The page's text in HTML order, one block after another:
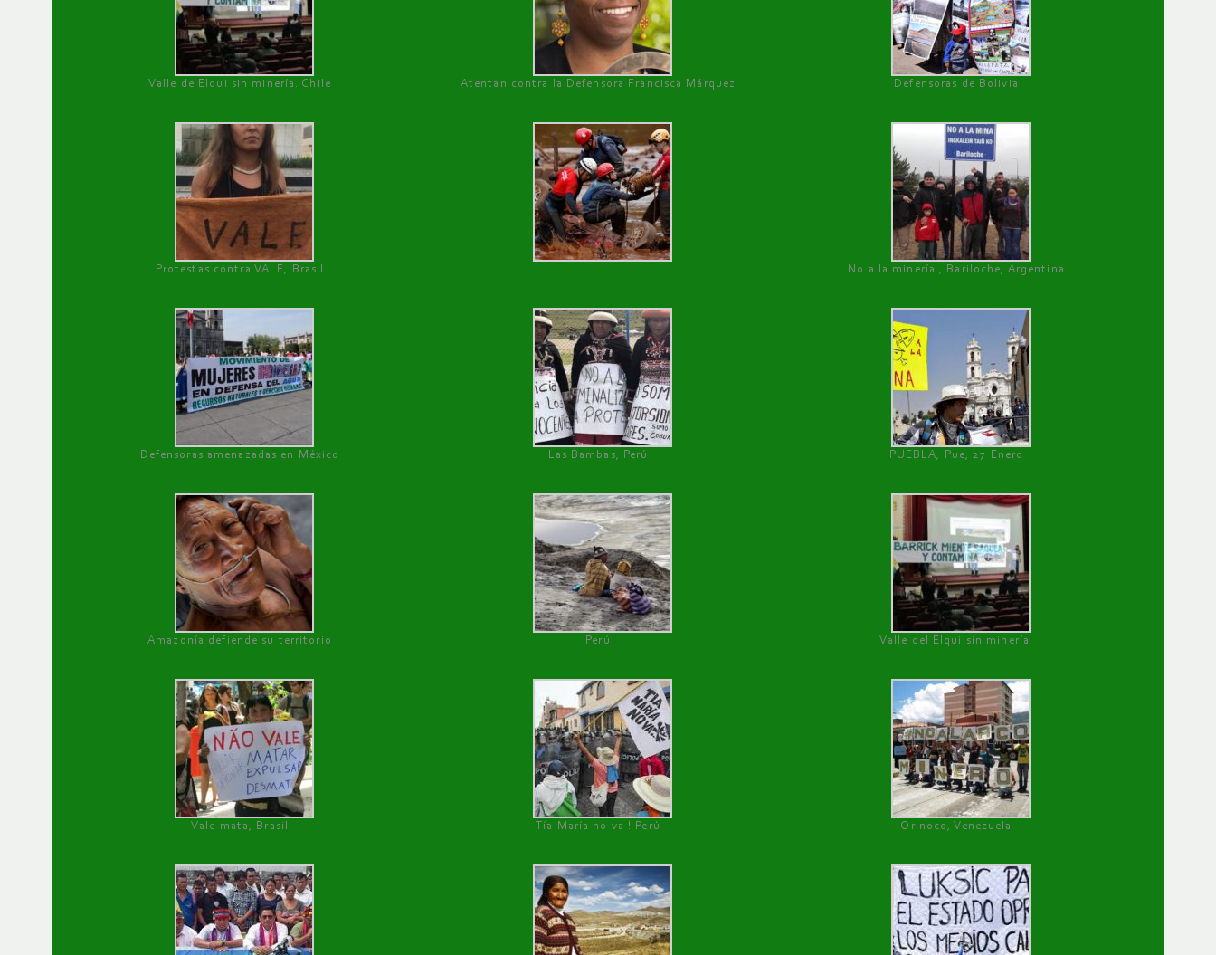
Valle de Elqui sin minería. Chile Atentan contra la Defensora Francisca Márquez Defensoras de Bolivia
Protestas contra VALE, Brasil No a la minería , Bariloche, Argentina
Defensoras amenazadas en México Las Bambas, Perú PUEBLA, Pue, 27 Enero
Amazonía defiende su territorio Perú Valle del Elqui sin minería.
Vale mata, Brasil Tía María no va ! Perú Orinoco, Venezuela